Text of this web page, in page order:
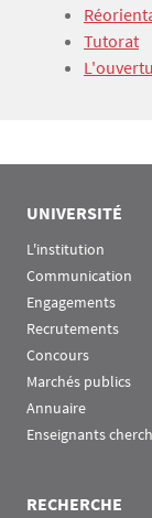
Texte
Tutorat
UNIVERSITÉ
L'institution
Communication
Engagements
Recrutements
Concours
Marchés publics
Annuaire
Enseignants
RECHERCHE